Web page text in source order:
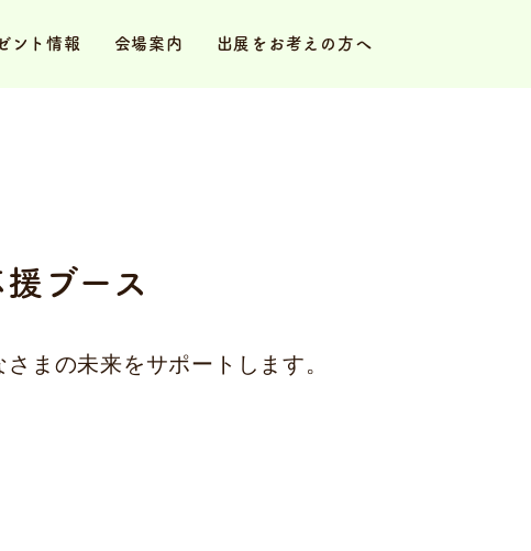
ント情報 会場案内 出展をお考えの方へ
ブース
まの未来をサポートします。